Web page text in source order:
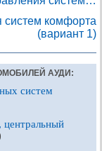
систем комфорта
(вариант 1)
АУДИ:
систем
центральный